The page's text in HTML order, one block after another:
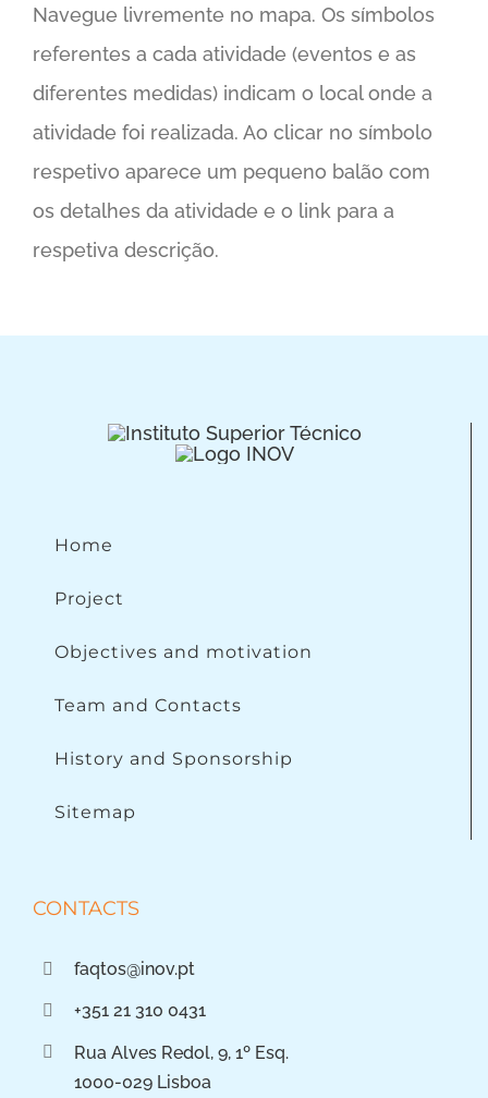
Navegue livremente no mapa. Os símbolos
referentes a cada atividade (eventos e as
diferentes medidas) indicam o local onde a
atividade foi realizada. Ao clicar no símbolo
respetivo aparece um pequeno balão com
os detalhes da atividade e o link para a
respetiva descrição.
Home
Project
Objectives and motivation
Team and Contacts
History and Sponsorship
Sitemap
CONTACTS
faqtos@inov.pt
+351 21 310 0431
Rua Alves Redol, 9, 1º Esq.
1000-029 Lisboa